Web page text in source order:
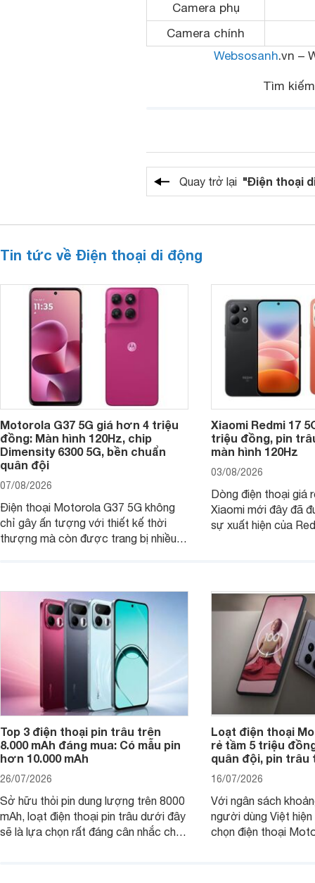
Camera phụ
Camera chính
Websosanh.vn –
Tìm
Quay trở lại "Điện thoại
Tin tức về Điện thoại di động
Motorola G37 5G giá hơn 4 triệu
đồng: Màn hình 120Hz, chip
Dimensity 6300 5G, bền chuẩn
quân đội
07/08/2026
Điện thoại Motorola G37 5G không
chỉ gây ấn tượng với thiết kế thời
thượng mà còn được trang bị nhiều
Xiaomi Redmi 17
triệu đồng, pin
màn hình 120Hz
03/08/2026
Dòng điện thoại giá
Xiaomi mới đây đã
sự xuất hiện của
Top 3 điện thoại pin trâu trên
8.000 mAh đáng mua: Có mẫu pin
hơn 10.000 mAh
26/07/2026
Sở hữu thỏi pin dung lượng trên 8000
mAh, loạt điện thoại pin trâu dưới đây
sẽ là lựa chọn rất đáng cân nhắc cho
Loạt điện thoại
rẻ tầm 5 triệu
quân đội, pin trâu
16/07/2026
Với ngân sách
người dùng Việt
chọn điện thoại